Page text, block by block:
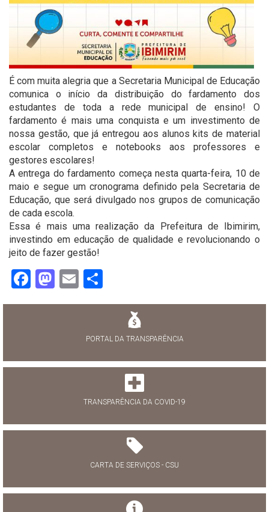
É com muita alegria que a Secretaria Municipal de Educação
comunica o início da distribuição do fardamento dos
estudantes de toda a rede municipal de ensino! O
fardamento é mais uma conquista e um investimento de
nossa gestão, que já entregou aos alunos kits de material
escolar completos e notebooks aos professores e
gestores escolares!
A entrega do fardamento começa nesta quarta-feira, 10 de
maio e segue um cronograma definido pela Secretaria de
Educação, que será divulgado nos grupos de comunicação
de cada escola.
Essa é mais uma realização da Prefeitura de Ibimirim,
investindo em educação de qualidade e revolucionando o
jeito de fazer gestão!
Facebook
Mastodon
Email
PORTAL DA TRANSPARÊNCIA
TRANSPARÊNCIA DA COVID-19
CARTA DE SERVIÇOS - CSU